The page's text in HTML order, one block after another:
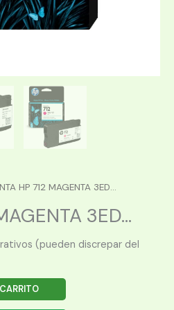
HP 712 MAGENTA 3ED...
3ED...
(pueden discrepar del